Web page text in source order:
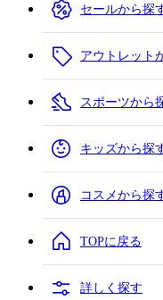
セールから探
アウトレット
スポーツから
キッズから探
コスメから探
TOPに戻る
詳しく探す